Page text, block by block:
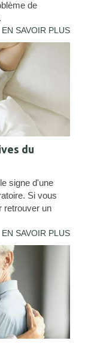
de
EN SAVOIR PLUS
du
signe d'une
Si vous
retrouver un
EN SAVOIR PLUS